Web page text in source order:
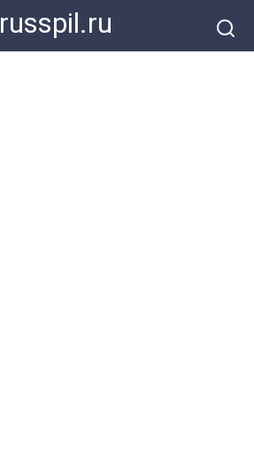
russpil.ru